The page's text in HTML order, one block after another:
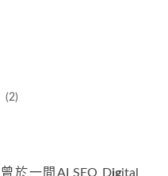
(2)
於一間AI SEO Digital